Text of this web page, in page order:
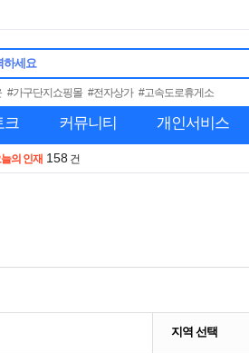
하세요
#가구단지쇼핑몰 #전자상가 #고속도로휴게소
크 커뮤니티 개인서비스
의 인재 158 건
지역 선택